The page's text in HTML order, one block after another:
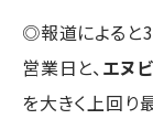
◎報道によると
営業日と、 エヌ
を大きく上回り